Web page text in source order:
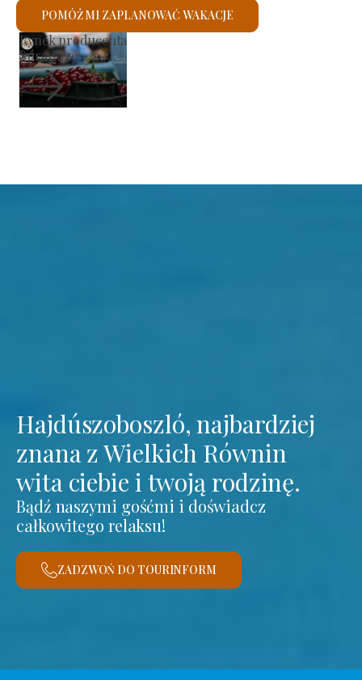
POMÓŻ MI ZAPLANOWAĆ WAKACJE
Kościół rzymskokatolicki św.
Sprawdzę
Hajdúszoboszló, najbardziej
znana z Wielkich Równin
wita ciebie i twoją rodzinę.
Bądź naszymi gośćmi i doświadcz
całkowitego relaksu!
ZADZWOŃ DO TOURINFORM